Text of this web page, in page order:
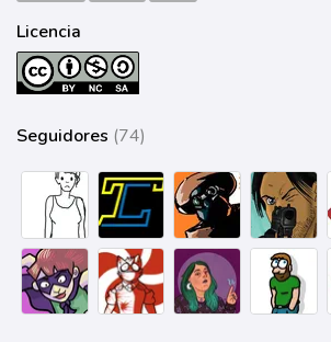
Licencia
Seguidores (74)